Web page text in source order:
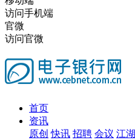
访问手机端
官微
访问官微
首页
资讯
原创 快讯 招聘 会议 江湖